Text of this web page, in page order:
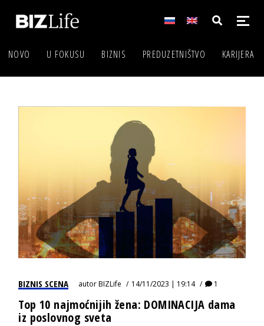
NOVO U FOKUSU BIZNIS PREDUZETNIŠTVO KARIJERA
BIZNIS SCENA autorBIZLife 14/11/2023 | 19:14 1
Top 10 najmoćnijih žena: DOMINACIJA dama
iz poslovnog sveta